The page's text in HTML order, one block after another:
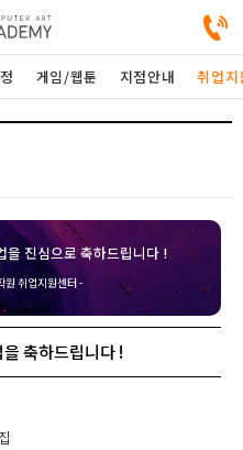
게임/웹툰 지점안내 취업
을 진심으로 축하드립니다 !
원 취업지원센터 -